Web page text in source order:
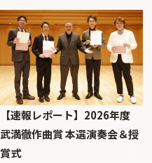
【速報レポート】2026年度
武満徹作曲賞 本選演奏会＆授
賞式